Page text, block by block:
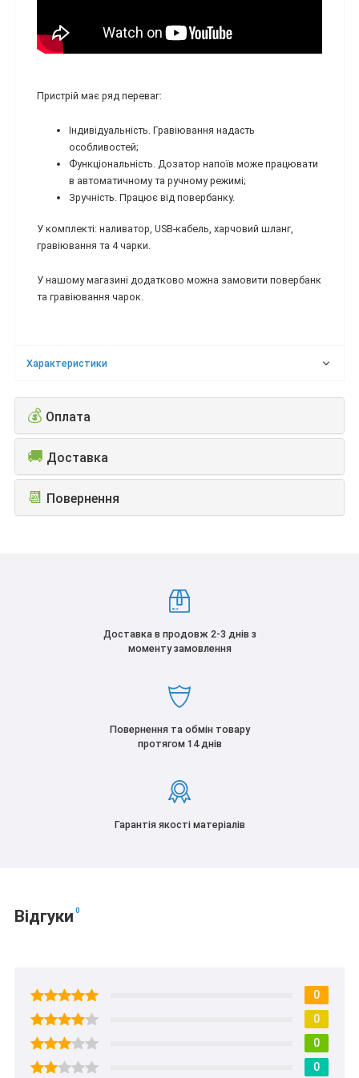
Пристрій має ряд переваг:
Індивідуальність. Гравіювання надасть
особливостей;
Функціональність. Дозатор напоїв може працювати
в автоматичному та ручному режимі;
Зручність. Працює від повербанку.
У комплекті: наливатор, USB-кабель, харчовий шланг,
гравіювання та 4 чарки.
У нашому магазині додатково можна замовити повербанк
та гравіювання чарок.
Характеристики
💰 Оплата
🚚 Доставка
📆 Повернення
Доставка в продовж 2-3 днів з
моменту замовлення
Повернення та обмін товару
протягом 14 днів
Гарантія якості матеріалів
Відгуки 0
0
0
0
0